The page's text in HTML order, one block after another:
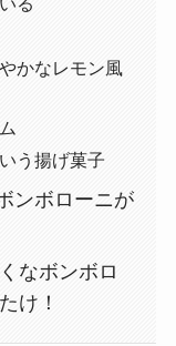
かなレモン風
う揚げ菓子
ンボローニが
なボンボロ
け！